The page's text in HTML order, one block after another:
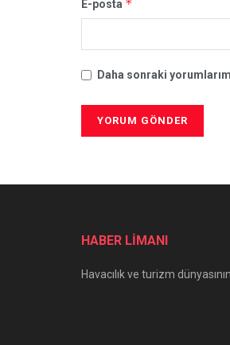
E-posta *
Daha sonraki
HABER LİMANI
Havacılık ve turizm